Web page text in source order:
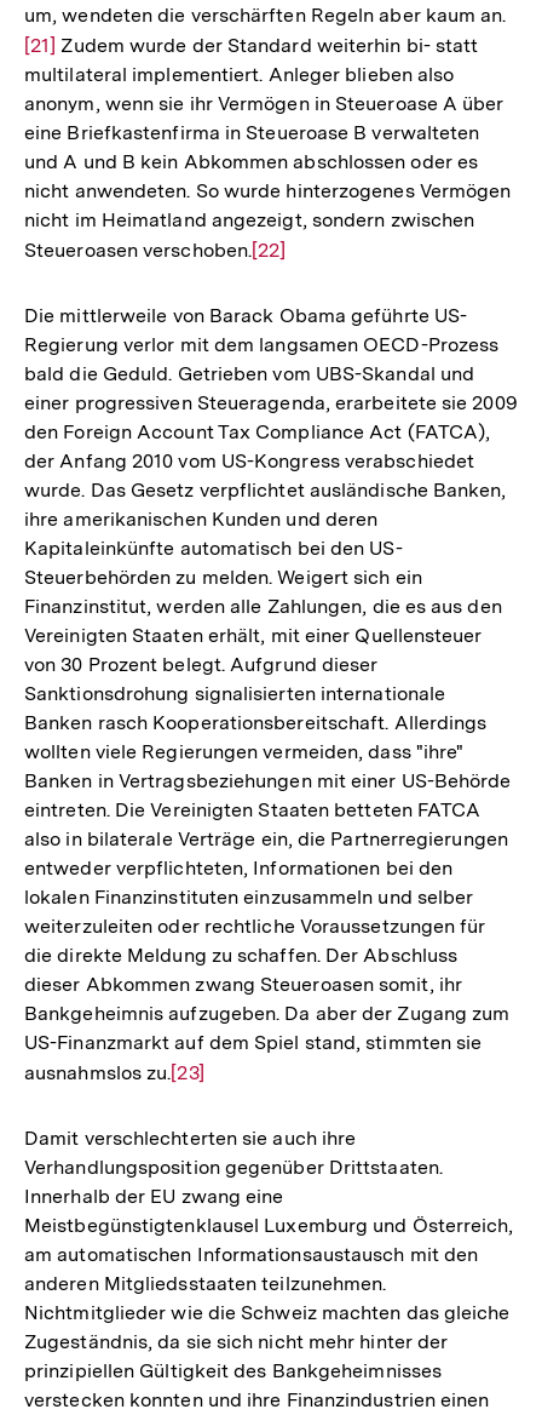
um, wendeten die verschärften Regeln aber kaum an.
[21] Zudem wurde der Standard weiterhin bi- statt
multilateral implementiert. Anleger blieben also
anonym, wenn sie ihr Vermögen in Steueroase A über
eine Briefkastenfirma in Steueroase B verwalteten
und A und B kein Abkommen abschlossen oder es
nicht anwendeten. So wurde hinterzogenes Vermögen
nicht im Heimatland angezeigt, sondern zwischen
Steueroasen verschoben.Zur
der
Fußnote
[22]
Die mittlerweile von Barack Obama geführte US-
Regierung verlor mit dem langsamen OECD-Prozess
bald die Geduld. Getrieben vom UBS-Skandal und
einer progressiven Steueragenda, erarbeitete sie 2009
den Foreign Account Tax Compliance Act (FATCA),
der Anfang 2010 vom US-Kongress verabschiedet
wurde. Das Gesetz verpflichtet ausländische Banken,
ihre amerikanischen Kunden und deren
Kapitaleinkünfte automatisch bei den US-
Steuerbehörden zu melden. Weigert sich ein
Finanzinstitut, werden alle Zahlungen, die es aus den
Vereinigten Staaten erhält, mit einer Quellensteuer
von 30 Prozent belegt. Aufgrund dieser
Sanktionsdrohung signalisierten internationale
Banken rasch Kooperationsbereitschaft. Allerdings
wollten viele Regierungen vermeiden, dass "ihre"
Banken in Vertragsbeziehungen mit einer US-Behörde
eintreten. Die Vereinigten Staaten betteten FATCA
also in bilaterale Verträge ein, die Partnerregierungen
entweder verpflichteten, Informationen bei den
lokalen Finanzinstituten einzusammeln und selber
weiterzuleiten oder rechtliche Voraussetzungen für
die direkte Meldung zu schaffen. Der Abschluss
dieser Abkommen zwang Steueroasen somit, ihr
Bankgeheimnis aufzugeben. Da aber der Zugang zum
US-Finanzmarkt auf dem Spiel stand, stimmten sie
ausnahmslos zu.Zur
der
Fußnote
[23]
Damit verschlechterten sie auch ihre
Verhandlungsposition gegenüber Drittstaaten.
Innerhalb der EU zwang eine
Meistbegünstigtenklausel Luxemburg und Österreich,
am automatischen Informationsaustausch mit den
anderen Mitgliedsstaaten teilzunehmen.
Nichtmitglieder wie die Schweiz machten das gleiche
Zugeständnis, da sie sich nicht mehr hinter der
prinzipiellen Gültigkeit des Bankgeheimnisses
verstecken konnten und ihre Finanzindustrien einen